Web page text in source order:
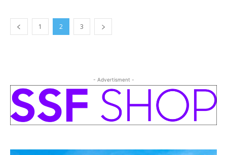
1 2 3
- Advertisment -